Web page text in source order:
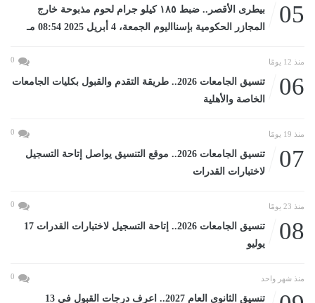
05
بيطرى الأقصر.. ضبط ١٨٥ كيلو جرام لحوم مذبوحة خارج
المجازر الحكومية بإسنااليوم الجمعة، 4 أبريل 2025 08:54 مـ
منذ 12 يومًا 0
06
تنسيق الجامعات 2026.. طريقة التقدم والقبول بكليات الجامعات
الخاصة والأهلية
منذ 19 يومًا 0
07
تنسيق الجامعات 2026.. موقع التنسيق يواصل إتاحة التسجيل
لاختبارات القدرات
منذ 23 يومًا 0
08
تنسيق الجامعات 2026.. إتاحة التسجيل لاختبارات القدرات 17
يوليو
منذ شهر واحد 0
تنسيق الثانوى العام 2027.. اعرف درجات القبول في 13